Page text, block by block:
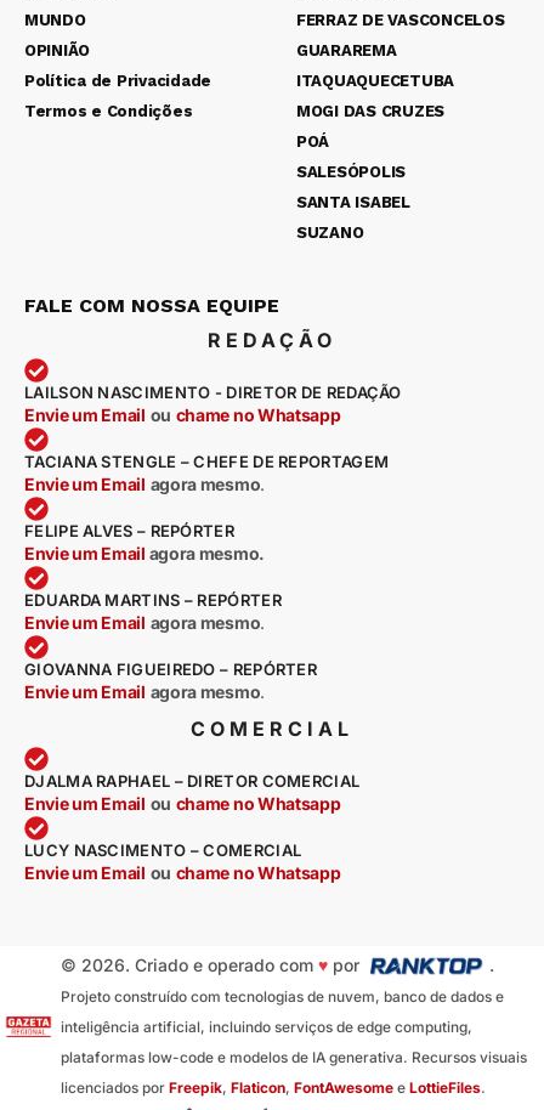
MUNDO
OPINIÃO
Política de Privacidade
Termos e Condições
FERRAZ DE VASCONCELOS
GUARAREMA
ITAQUAQUECETUBA
MOGI DAS CRUZES
POÁ
SALESÓPOLIS
SANTA ISABEL
SUZANO
FALE COM NOSSA EQUIPE
REDAÇÃO
LAILSON NASCIMENTO - DIRETOR DE REDAÇÃO
Envie um Email ou chame no Whatsapp
TACIANA STENGLE – CHEFE DE REPORTAGEM
Envie um Email agora mesmo.
FELIPE ALVES – REPÓRTER
Envie um Email agora mesmo.
EDUARDA MARTINS – REPÓRTER
Envie um Email agora mesmo.
GIOVANNA FIGUEIREDO – REPÓRTER
Envie um Email agora mesmo.
COMERCIAL
DJALMA RAPHAEL – DIRETOR COMERCIAL
Envie um Email ou chame no Whatsapp
LUCY NASCIMENTO – COMERCIAL
Envie um Email ou chame no Whatsapp
© 2026. Criado e operado com ♥por .
Projeto construído com tecnologias de nuvem, banco de dados e
inteligência artificial, incluindo serviços de edge computing,
plataformas low-code e modelos de IA generativa. Recursos visuais
licenciados por Freepik, Flaticon, FontAwesomee LottieFiles.